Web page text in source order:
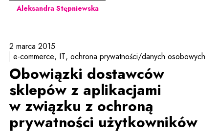
Aleksandra Stępniewska
2 marca 2015
e-commerce IT ochrona prywatności/danych osobowych
Obowiązki dostawców
sklepów z aplikacjami
w związku z ochroną
prywatności użytkowników